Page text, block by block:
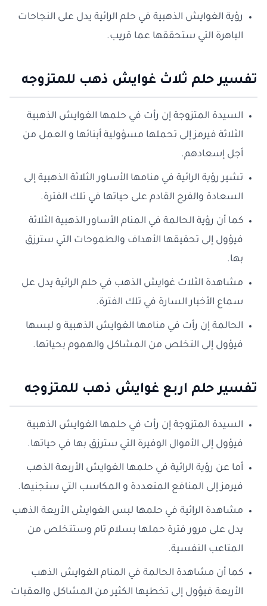
رؤية الغوايش الذهبية في حلم الرائية يدل على النجاحات
الباهرة التي ستحققها عما قريب.
تفسير حلم ثلاث غوايش ذهب للمتزوجه
السيدة المتزوجة إن رأت في حلمها الغوايش الذهبية
الثلاثة فيرمز إلى تحملها مسؤولية أبنائها و العمل من
أجل إسعادهم.
تشير رؤية الرائية في منامها الأساور الثلاثة الذهبية إلى
السعادة والفرح القادم على حياتها في تلك الفترة.
كما أن رؤية الحالمة في المنام الأساور الذهبية الثلاثة
فيؤول إلى تحقيقها الأهداف والطموحات التي سترزق
بها.
مشاهدة الثلاث غوايش الذهب في حلم الرائية يدل عل
سماع الأخبار السارة في تلك الفترة.
الحالمة إن رأت في منامها الغوايش الذهبية و لبسها
فيؤول إلى التخلص من المشاكل والهموم بحياتها.
تفسير حلم اربع غوايش ذهب للمتزوجه
السيدة المتزوجة إن رأت في حلمها الغوايش الذهبية
فيؤول إلى الأموال الوفيرة التي سترزق بها في حياتها.
أما عن رؤية الرائية في حلمها الغوايش الأربعة الذهب
فيرمز إلى المنافع المتعددة و المكاسب التي ستجنيها.
مشاهدة الرائية في حلمها لبس الغوايش الأربعة الذهب
يدل على مرور فترة حملها بسلام تام وستتخلص من
المتاعب النفسية.
كما أن مشاهدة الحالمة في المنام الغوايش الذهب
الأربعة فيؤول إلى تخطيها الكثير من المشاكل والعقبات